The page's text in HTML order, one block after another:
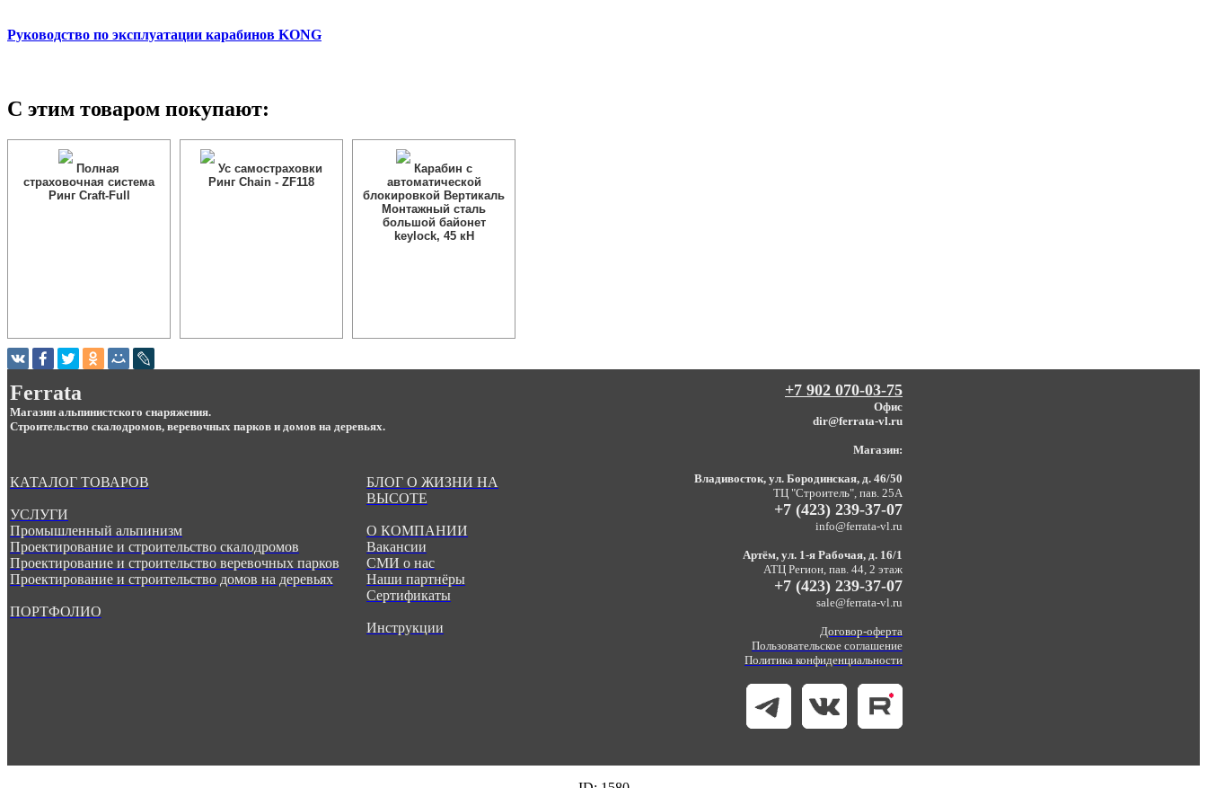
Руководство по эксплуатации карабинов KONG
С этим товаром покупают:
Полная
страховочная система
Ринг Craft-Full
Ус самостраховки
Ринг Chain - ZF118
Карабин с
автоматической
блокировкой Вертикаль
Монтажный сталь
большой байонет
keylock, 45 кН
Ferrata
Магазин альпинистского снаряжения.
Строительство скалодромов, веревочных парков и домов на деревьях.
+7 902 070-03-75
Офис
dir@ferrata-vl.ru
Магазин:
Владивосток, ул. Бородинская, д. 46/50
ТЦ "Строитель", пав. 25А
+7 (423) 239-37-07
info@ferrata-vl.ru
Артём, ул. 1-я Рабочая, д. 16/1
АТЦ Регион, пав. 44, 2 этаж
+7 (423) 239-37-07
sale@ferrata-vl.ru
Договор-оферта
Пользовательское соглашение
Политика конфиденциальности
КАТАЛОГ ТОВАРОВ
УСЛУГИ
Промышленный альпинизм
Проектирование и строительство скалодромов
Проектирование и строительство веревочных парков
Проектирование и строительство домов на деревьях
ПОРТФОЛИО
БЛОГ О ЖИЗНИ НА
ВЫСОТЕ
О КОМПАНИИ
Вакансии
СМИ о нас
Наши партнёры
Сертификаты
Инструкции